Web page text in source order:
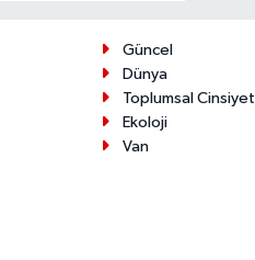
Güncel
Dünya
Toplumsal Cinsiyet
Ekoloji
Van